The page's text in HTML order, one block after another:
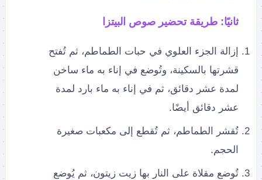
ثانيًا: طريقة تحضير صوص البيتزا
إزالة الجزء العلوي في حبات الطماطم، ثم تُفتح
قشرتها بالسكينة، وتُوضع في إناء به ماء ساخن
لمدة عشر دقائق، ثم في إناء به ماء بارد لمدة
عشر دقائق أيضًا.
تُقشر الطماطم، ثم تُقطع إلى مكعبات صغيرة
الحجم.
تُوضع مقلاة على النار بها زيت زيتون، ثم يُوضع